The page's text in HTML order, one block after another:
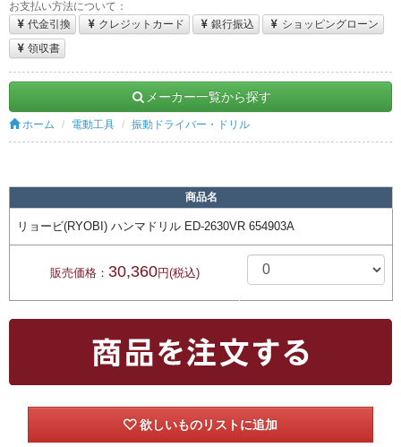
お支払い方法について：
代金引換
クレジットカード 銀行振込
ショッピングローン
領収書
メーカー一覧から探す
ホーム 電動工具 振動ドライバー・ドリル
商品名
リョービ(RYOBI) ハンマドリル ED-2630VR 654903A
販売価格： 30,360円(税込)